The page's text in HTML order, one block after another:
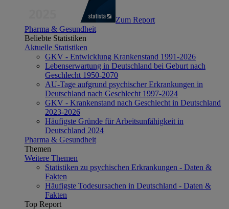
Zum Report
Pharma & Gesundheit
Beliebte Statistiken
Aktuelle Statistiken
GKV - Entwicklung Krankenstand 1991-2026
Lebenserwartung in Deutschland bei Geburt nach
Geschlecht 1950-2070
AU-Tage aufgrund psychischer Erkrankungen in
Deutschland nach Geschlecht 1997-2024
GKV - Krankenstand nach Geschlecht in Deutschland
2023-2026
Häufigste Gründe für Arbeitsunfähigkeit in
Deutschland 2024
Pharma & Gesundheit
Themen
Weitere Themen
Statistiken zu psychischen Erkrankungen - Daten &
Fakten
Häufigste Todesursachen in Deutschland - Daten &
Fakten
Top Report